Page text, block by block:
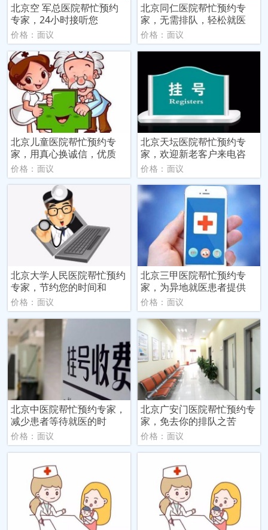
北京空 军总医院帮忙预约
专家，24小时接听您
价格：面议
北京同仁医院帮忙预约专
家，无需排队，轻松就医
价格：面议
北京儿童医院帮忙预约专
家，用真心换诚信，优质
价格：面议
北京天坛医院帮忙预约专
家，欢迎新老客户来电咨
价格：面议
北京大学人民医院帮忙预约
专家，节约您的时间和
价格：面议
北京三甲医院帮忙预约专
家，为异地就医患者提供
价格：面议
北京中医院帮忙预约专家，
减少患者等待就医的时
价格：面议
北京广安门医院帮忙预约专
家，免去你的排队之苦
价格：面议